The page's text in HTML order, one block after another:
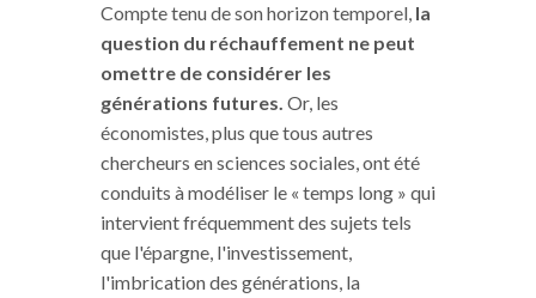
Compte tenu de son horizon temporel, la
question du réchauffement ne peut
omettre de considérer les
générations futures. Or, les
économistes, plus que tous autres
chercheurs en sciences sociales, ont été
conduits à modéliser le « temps long » qui
intervient fréquemment des sujets tels
que l'épargne, l'investissement,
l'imbrication des générations, la